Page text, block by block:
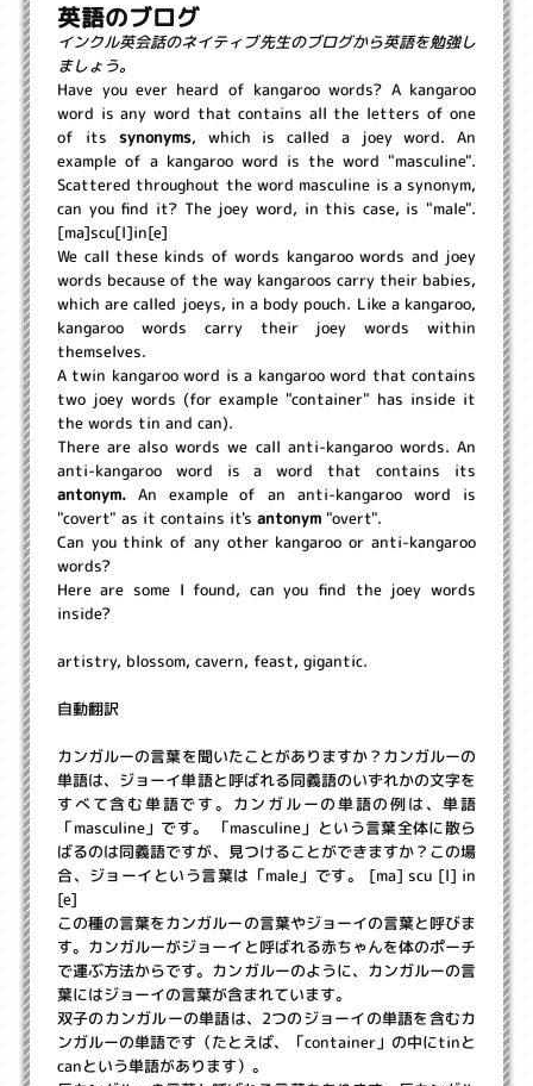
英語のブログ
インクル英会話のネイティブ先生のブログから英語を勉強し
ましょう。
Have you ever heard of kangaroo words? A kangaroo
word is any word that contains all the letters of one
of its synonyms, which is called a joey word. An
example of a kangaroo word is the word "masculine".
Scattered throughout the word masculine is a synonym,
can you find it? The joey word, in this case, is "male".
[ma]scu[l]in[e]
We call these kinds of words kangaroo words and joey
words because of the way kangaroos carry their babies,
which are called joeys, in a body pouch. Like a kangaroo,
kangaroo words carry their joey words within
themselves.
A twin kangaroo word is a kangaroo word that contains
two joey words (for example "container" has inside it
the words tin and can).
There are also words we call anti-kangaroo words. An
anti-kangaroo word is a word that contains its
antonym. An example of an anti-kangaroo word is
"covert" as it contains it's antonym"overt".
Can you think of any other kangaroo or anti-kangaroo
words?
Here are some I found, can you find the joey words
inside?
artistry, blossom, cavern, feast, gigantic.
自動翻訳
カンガルーの言葉を聞いたことがありますか？カンガルーの
単語は、ジョーイ単語と呼ばれる同義語のいずれかの文字を
すべて含む単語です。カンガルーの単語の例は、単語
「masculine」です。 「masculine」という言葉全体に散ら
ばるのは同義語ですが、見つけることができますか？この場
合、ジョーイという言葉は「male」です。 [ma] scu [l] in
[e]
この種の言葉をカンガルーの言葉やジョーイの言葉と呼びま
す。カンガルーがジョーイと呼ばれる赤ちゃんを体のポーチ
で運ぶ方法からです。カンガルーのように、カンガルーの言
葉にはジョーイの言葉が含まれています。
双子のカンガルーの単語は、2つのジョーイの単語を含むカ
ンガルーの単語です（たとえば、「container」の中にtinと
canという単語があります）。